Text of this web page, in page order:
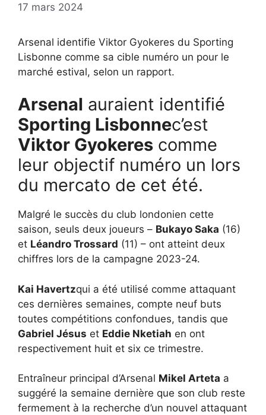
17 mars 2024
Arsenal identifie Viktor Gyokeres du Sporting
Lisbonne comme sa cible numéro un pour le
marché estival, selon un rapport.
Arsenal auraient identifié
Sporting Lisbonnec’est
Viktor Gyokeres comme
leur objectif numéro un lors
du mercato de cet été.
Malgré le succès du club londonien cette
saison, seuls deux joueurs – Bukayo Saka (16)
et Léandro Trossard (11) – ont atteint deux
chiffres lors de la campagne 2023-24.
Kai Havertzqui a été utilisé comme attaquant
ces dernières semaines, compte neuf buts
toutes compétitions confondues, tandis que
Gabriel Jésus et Eddie Nketiah en ont
respectivement huit et six ce trimestre.
Entraîneur principal d’Arsenal Mikel Arteta a
suggéré la semaine dernière que son club reste
fermement à la recherche d’un nouvel attaquant